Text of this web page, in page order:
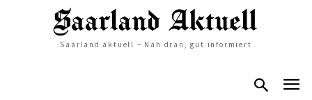
Saarland aktuell – Nah dran, gut informiert